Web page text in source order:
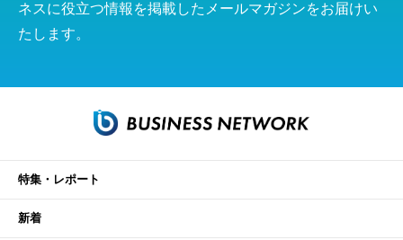
ネスに役立つ情報を掲載したメールマガジンをお届けい
たします。
特集・レポート
新着